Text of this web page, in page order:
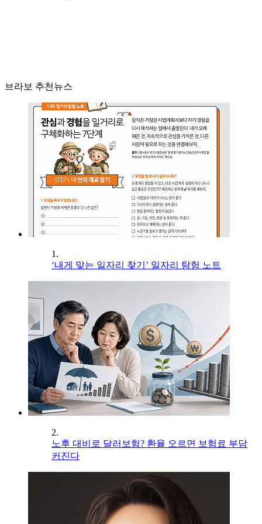
브라보 추천뉴스
1.
‘내게 맞는 일자리 찾기’ 일자리 탐험 노트
2.
노후 대비로 달러보험? 환율 오르면 보험료 부담
커진다